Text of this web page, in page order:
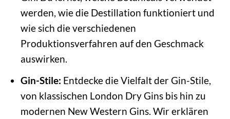
werden, wie die Destillation funktioniert und
wie sich die verschiedenen
Produktionsverfahren auf den Geschmack
auswirken.
Gin-Stile: Entdecke die Vielfalt der Gin-Stile,
von klassischen London Dry Gins bis hin zu
modernen New Western Gins. Wir erklären